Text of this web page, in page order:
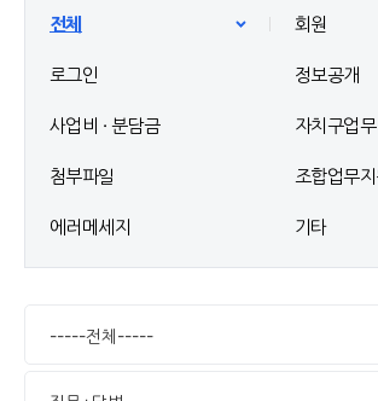
전체 회원
로그인 정보공개
사업비 · 분담금 자치구업무
첨부파일 조합업무지
에러메세지 기타